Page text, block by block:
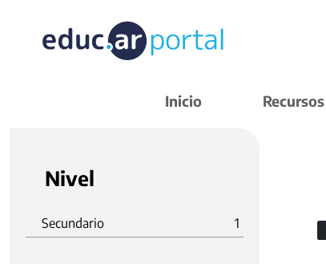
Inicio Recursos
Nivel
Secundario 1